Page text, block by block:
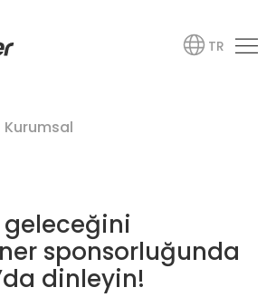
TR
Kurumsal
sponsorluğunda
dinleyin!